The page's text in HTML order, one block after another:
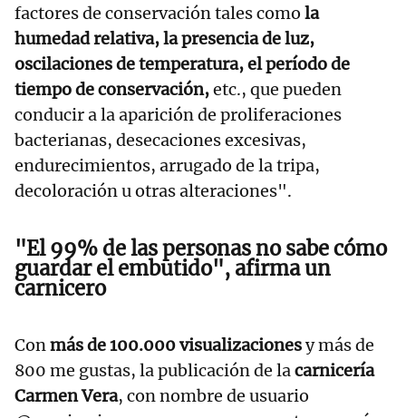
factores de conservación tales como la
humedad relativa, la presencia de luz,
oscilaciones de temperatura, el período de
tiempo de conservación,etc., que pueden
conducir a la aparición de proliferaciones
bacterianas, desecaciones excesivas,
endurecimientos, arrugado de la tripa,
decoloración u otras alteraciones".
"El 99% de las personas no sabe cómo
guardar el embutido", afirma un
carnicero
Conmás de 100.000 visualizacionesy más de
800 me gustas, la publicación de lacarnicería
Carmen Vera, con nombre de usuario